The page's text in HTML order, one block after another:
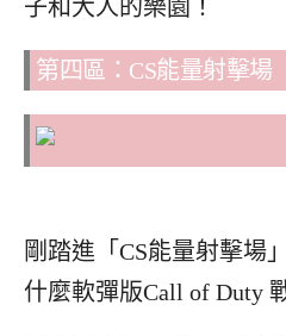
子和大人的樂園！
第四區：CS能量射擊場
剛踏進「CS能量射擊場
什麼軟彈版Call of Duty